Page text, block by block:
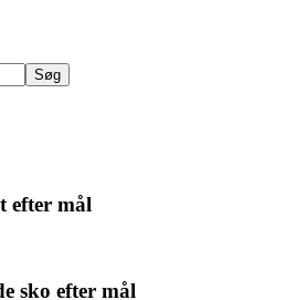
efter mål
sko efter mål